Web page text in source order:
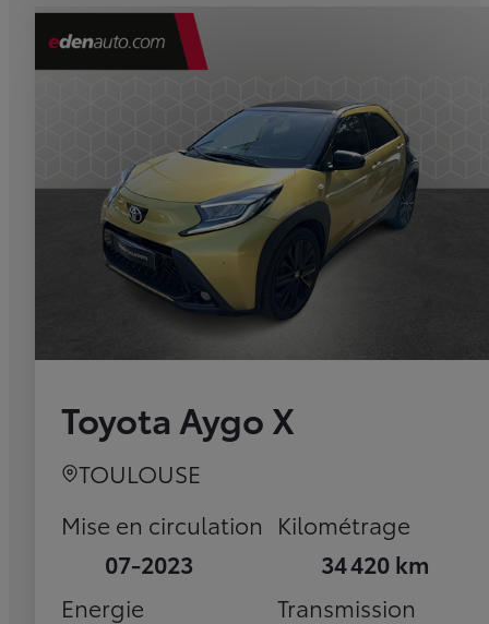
Toyota Aygo X
TOULOUSE
Mise en circulation
07-2023
Kilométrage
34 420 km
Energie
Transmission